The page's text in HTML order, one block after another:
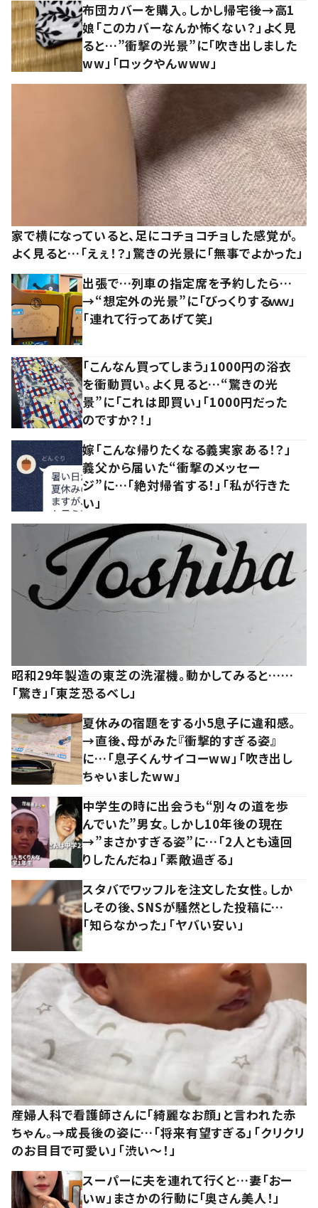
布団カバーを購入。しかし帰宅後→高1
娘「このカバーなんか怖くない？」よく見
ると…”衝撃の光景”に「吹き出しました
ww」「ロックやんwww」
家で横になっていると、足にコチョコチョした感覚が。
よく見ると…「えぇ！？」驚きの光景に「無事でよかった」
出張で…列車の指定席を予約したら…
→“想定外の光景”に「びっくりするｗｗ」
「連れて行ってあげて笑」
「こんなん買ってしまう」1000円の浴衣
を衝動買い。よく見ると…“驚きの光
景”に「これは即買い」「1000円だった
のですか？！」
嫁「こんな帰りたくなる義実家ある！？」
義父から届いた“衝撃のメッセー
ジ”に…「絶対帰省する！」「私が行きた
い」
昭和29年製造の東芝の洗濯機。動かしてみると……
「驚き」「東芝恐るべし」
夏休みの宿題をする小5息子に違和感。
→直後、母がみた『衝撃的すぎる姿』
に…「息子くんサイコーww」「吹き出し
ちゃいましたww」
中学生の時に出会うも“別々の道を歩
んでいた”男女。しかし10年後の現在
→”まさかすぎる姿”に…「2人とも遠回
りしたんだね」「素敵過ぎる」
スタバでワッフルを注文した女性。しか
しその後、SNSが騒然とした投稿に…
「知らなかった」「ヤバい安い」
産婦人科で看護師さんに「綺麗なお顔」と言われた赤
ちゃん。→成長後の姿に…「将来有望すぎる」「クリクリ
のお目目で可愛い」「渋い～！」
スーパーに夫を連れて行くと…妻「おー
いw」まさかの行動に「奥さん美人！」